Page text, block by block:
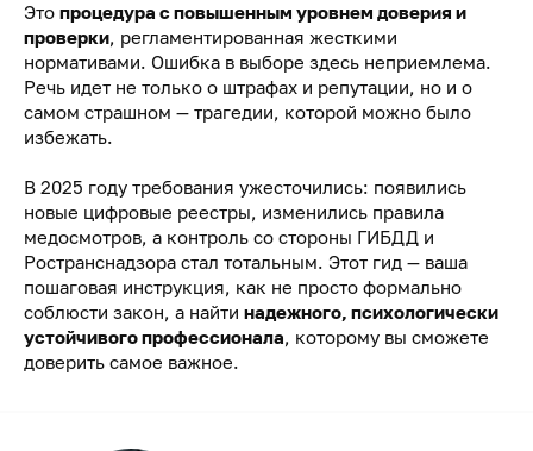
Это процедура с повышенным уровнем доверия и
проверки, регламентированная жесткими
нормативами. Ошибка в выборе здесь неприемлема.
Речь идет не только о штрафах и репутации, но и о
самом страшном — трагедии, которой можно было
избежать.
В 2025 году требования ужесточились: появились
новые цифровые реестры, изменились правила
медосмотров, а контроль со стороны ГИБДД и
Ространснадзора стал тотальным. Этот гид — ваша
пошаговая инструкция, как не просто формально
соблюсти закон, а найти надежного, психологически
устойчивого профессионала, которому вы сможете
доверить самое важное.